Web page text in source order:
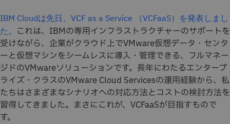
IBM Cloudは先日、VCF as a Service （VCFaaS）を発表しまし
た。 これは、IBMの専用インフラストラクチャーのサポートを
受けながら、企業がクラウド上でVMware仮想データ・センタ
ーと仮想マシンをシームレスに導入・管理できる、フルマネー
ジドのVMwareソリューションです。長年にわたるエンタープ
ライズ・クラスのVMware Cloud Servicesの運用経験から、私
たちはさまざまなシナリオへの対応方法とコストの検討方法を
習得してきました。まさにこれが、VCFaaSが目指すもので
す。